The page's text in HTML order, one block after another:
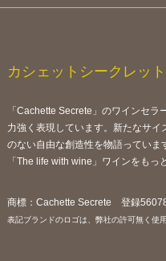
カシェットシークレット
「Cachette Secrete」のワインセ
力強く表現しています。新たなサ
のない自由な創造性を物語っていま
「The life with wine」ワインをもっ
商標：Cachette Secrete 登録
表記ブランドのロゴは、弊社の許可無く使